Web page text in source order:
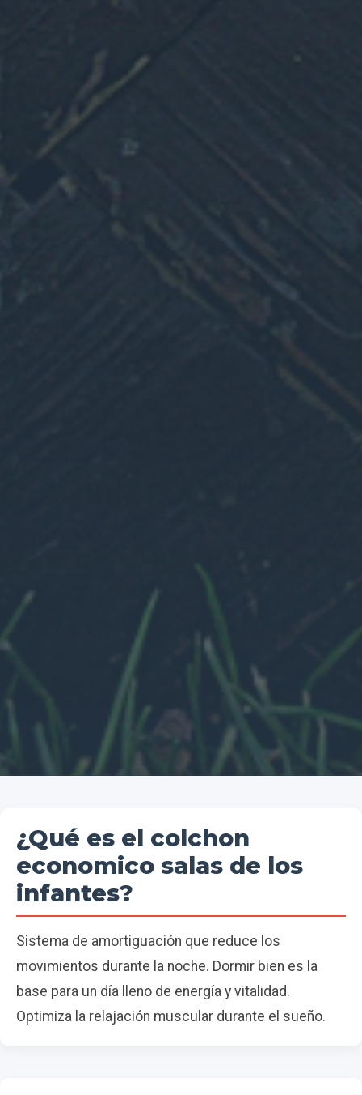
¿Qué es el colchon
economico salas de los
infantes?
Sistema de amortiguación que reduce los
movimientos durante la noche. Dormir bien es la
base para un día lleno de energía y vitalidad.
Optimiza la relajación muscular durante el sueño.